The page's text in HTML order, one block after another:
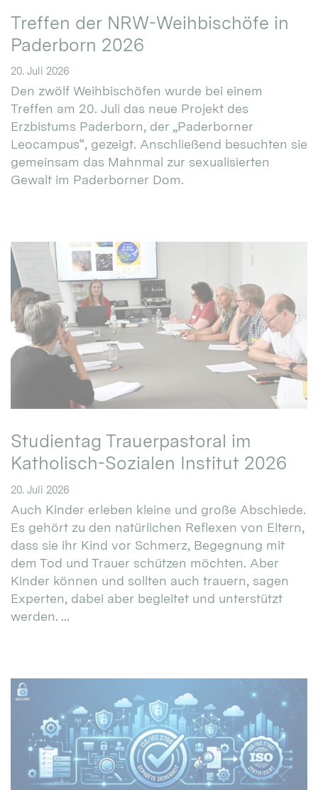
Treffen der NRW-Weihbischöfe in
Paderborn 2026
20. Juli 2026
Den zwölf Weihbischöfen wurde bei einem
Treffen am 20. Juli das neue Projekt des
Erzbistums Paderborn, der „Paderborner
Leocampus“, gezeigt. Anschließend besuchten sie
gemeinsam das Mahnmal zur sexualisierten
Gewalt im Paderborner Dom.
Studientag Trauerpastoral im
Katholisch-Sozialen Institut 2026
20. Juli 2026
Auch Kinder erleben kleine und große Abschiede.
Es gehört zu den natürlichen Reflexen von Eltern,
dass sie ihr Kind vor Schmerz, Begegnung mit
dem Tod und Trauer schützen möchten. Aber
Kinder können und sollten auch trauern, sagen
Experten, dabei aber begleitet und unterstützt
werden. ...